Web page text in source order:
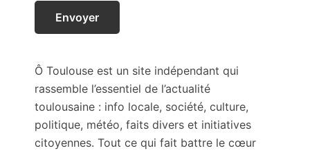
Ô Toulouse est un site indépendant qui
rassemble l’essentiel de l’actualité
toulousaine : info locale, société, culture,
politique, météo, faits divers et initiatives
citoyennes. Tout ce qui fait battre le cœur